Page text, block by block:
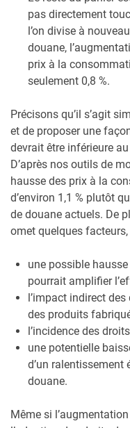
pas directement
l’on divise à
douane,
prix à la
seulement 0,8 %.
Précisons qu’il s’agit
et de proposer une
devrait être inférieure
D’après nos outils de
hausse des prix à la
d’environ 1,1 % plutôt
de douane actuels. De
omet quelques
une possible
pourrait amplifier
l’impact indirect
des produits
l’incidence des
une potentielle
d’un ralentissement
douane.
Même si